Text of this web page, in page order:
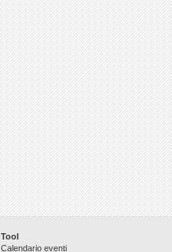
Tool
Calendario eventi